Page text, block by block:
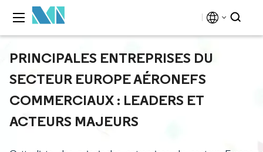
PRINCIPALES ENTREPRISES DU
SECTEUR EUROPE AÉRONEFS
COMMERCIAUX : LEADERS ET
ACTEURS MAJEURS